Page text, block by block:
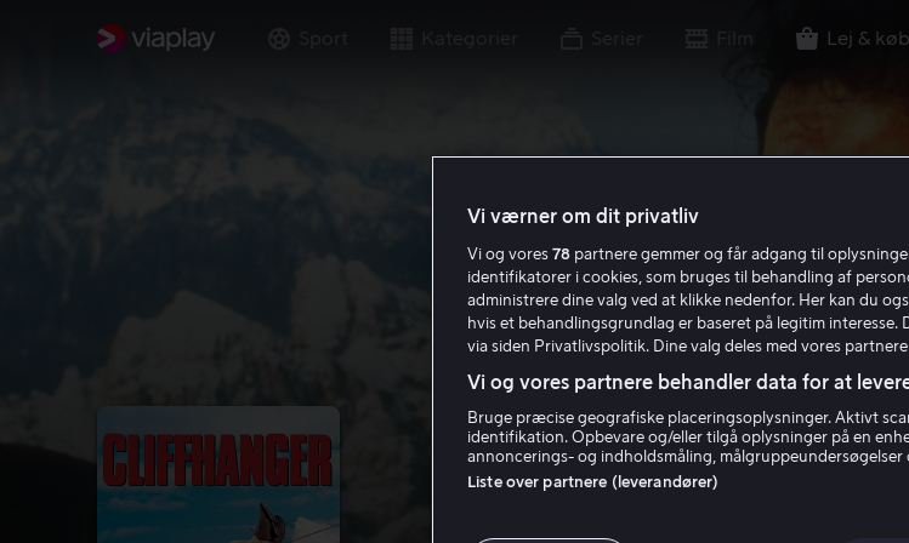
Lej & køb
Vi værner om dit privatliv
Vi og vores 78 partnere gemmer og får adgang til
identifikatorer i cookies, som bruges til behandling af
administrere dine valg ved at klikke nedenfor. Her kan du
hvis et behandlingsgrundlag er baseret på legitim
via siden Privatlivspolitik. Dine valg deles med vores
Vi og vores partnere behandler data for at
Bruge præcise geografiske placeringsoplysninger. Aktivt
identifikation. Opbevare og/eller tilgå oplysninger på en
annoncerings- og indholdsmåling, målgruppeundersøgelser
Liste over partnere (leverandører)